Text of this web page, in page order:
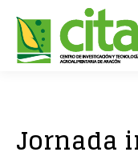
Jornada